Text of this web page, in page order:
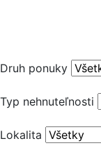
Druh ponuky
Typ nehnuteľnosti
Lokalita